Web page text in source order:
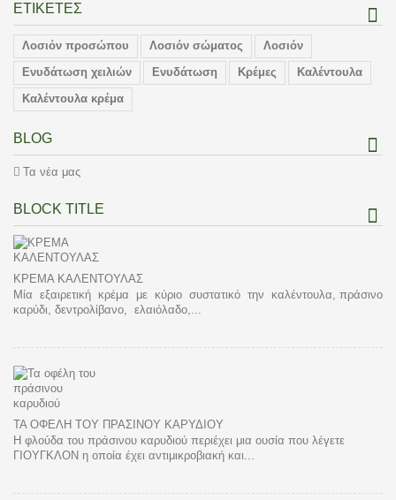
ΕΤΙΚΈΤΕΣ
Λοσιόν προσώπου Λοσιόν σώματος
Λοσιόν
Ενυδάτωση χειλιών
Ενυδάτωση Κρέμες
Καλέντουλα
Καλέντουλα κρέμα
BLOG
Τα νέα μας
BLOCK TITLE
ΚΡΕΜΑ ΚΑΛΕΝΤΟΥΛΑΣ
Μία εξαιρετική κρέμα με κύριο συστατικό την καλέντουλα, πράσινο
καρύδι, δεντρολίβανο, ελαιόλαδο,...
ΤΑ ΟΦΈΛΗ ΤΟΥ ΠΡΆΣΙΝΟΥ ΚΑΡΥΔΙΟΎ
Η φλούδα του πράσινου καρυδιού περιέχει μια ουσία που λέγετε
ΓΙΟΥΓΚΛΟΝ η οποία έχει αντιμικροβιακή και...